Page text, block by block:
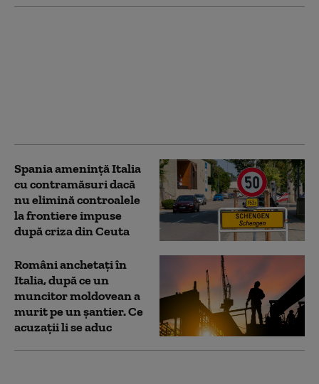
Spania ameninţă Italia
cu contramăsuri dacă
nu elimină controalele
la frontiere impuse
după criza din Ceuta
Români anchetați în
Italia, după ce un
muncitor moldovean a
murit pe un șantier. Ce
acuzații li se aduc